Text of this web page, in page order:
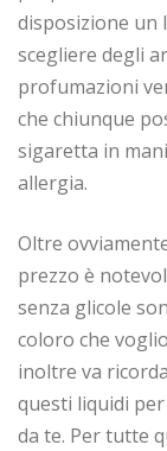
disposizione un
scegliere degli
profumazioni
che chiunque
sigaretta in
allergia.
Oltre
prezzo è
senza glicole
coloro che
inoltre va
questi liquidi
da te. Per tutte